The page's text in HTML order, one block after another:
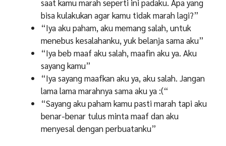
saat kamu marah seperti ini padaku. Apa yang
bisa kulakukan agar kamu tidak marah lagi?”
“Iya aku paham, aku memang salah, untuk
menebus kesalahanku, yuk belanja sama aku”
“Iya beb maaf aku salah, maafin aku ya. Aku
sayang kamu”
“Iya sayang maafkan aku ya, aku salah. Jangan
lama lama marahnya sama aku ya :(“
“Sayang aku paham kamu pasti marah tapi aku
benar-benar tulus minta maaf dan aku
menyesal dengan perbuatanku”